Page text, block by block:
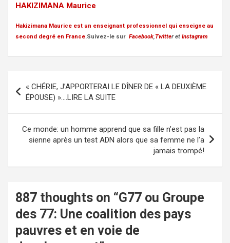
HAKIZIMANA Maurice
Hakizimana Maurice est un enseignant professionnel qui enseigne au
second degré en France.Suivez-le sur Facebook,Twitter et Instagram
navigation
« CHÉRIE, J’APPORTERAI LE DÎNER DE « LA DEUXIÈME
ÉPOUSE) »….LIRE LA SUITE
Ce monde: un homme apprend que sa fille n’est pas la
sienne après un test ADN alors que sa femme ne l’a
jamais trompé!
887 thoughts on “G77 ou Groupe
des 77: Une coalition des pays
pauvres et en voie de